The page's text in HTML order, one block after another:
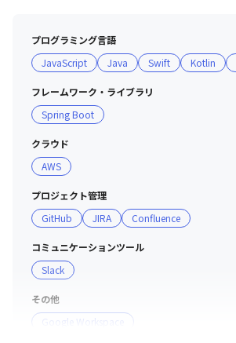
プログラミング言語
JavaScript
Java Swift Kotlin
フレームワーク・ライブラリ
Spring Boot
クラウド
AWS
プロジェクト管理
GitHub
JIRA Confluence
コミュニケーションツール
Slack
その他
Google Workspace